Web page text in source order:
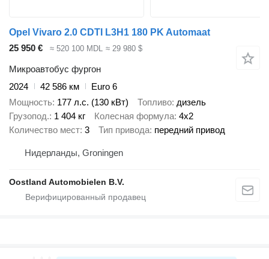
Opel Vivaro 2.0 CDTI L3H1 180 PK Automaat
25 950 €
≈ 520 100 MDL ≈ 29 980 $
Микроавтобус фургон
2024
42 586 км
Euro 6
Мощность 177 л.с. (130 кВт) Топливо дизель
Грузопод. 1 404 кг Колесная формула 4x2
Количество мест 3 Тип привода передний привод
Нидерланды, Groningen
Oostland Automobielen B.V.